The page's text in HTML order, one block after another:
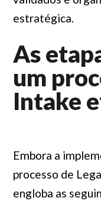
estratégica.
As
um
Intake
Embora a
processo de
engloba as